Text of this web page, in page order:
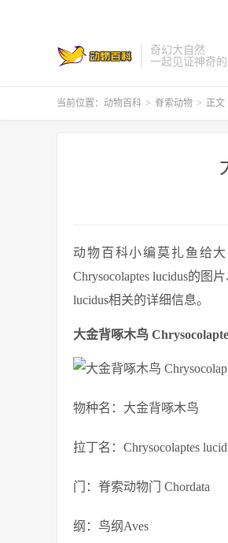
奇幻大自然
一起见证神奇
当前位置： 动物百科 > 脊索动物 > 正文
动物百科小编莫扎鱼给大
Chrysocolaptes lucidus的图
lucidus相关的详细信息。
大金背啄木鸟
物种名：大金背啄木鸟
拉丁名：Chrysocolaptes
门：脊索动物门 Chordata
纲：鸟纲Aves